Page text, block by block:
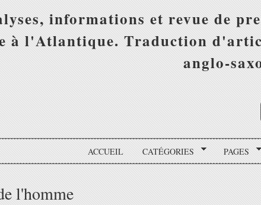
informations et revue de
à l'Atlantique. Traduction
anglo-
ACCUEIL CATÉGORIES PAGES
l'homme